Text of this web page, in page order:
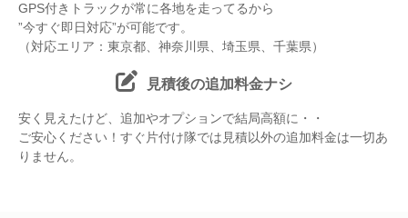
GPS付きトラックが常に各地を走ってるから
”今すぐ即日対応”が可能です。
（対応エリア：東京都、神奈川県、埼玉県、千葉県）
見積後の追加料金ナシ
安く見えたけど、追加やオプションで結局高額に・・
ご安心ください！すぐ片付け隊では見積以外の追加料金は一切あ
りません。